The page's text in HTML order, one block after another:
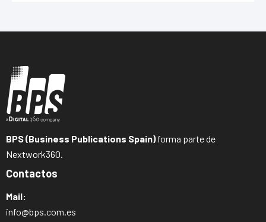
BPS (Business Publications Spain)forma parte de
Nextwork360.
Contactos
Mail:
info@bps.com.es